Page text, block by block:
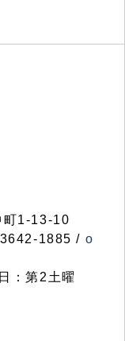
1-13-10
1885 / o
：第2土曜